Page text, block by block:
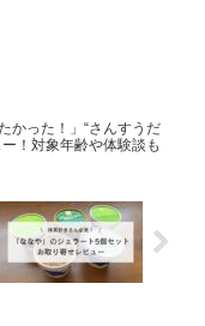
かった！」“さんすうだ
！対象年齢や体験談も